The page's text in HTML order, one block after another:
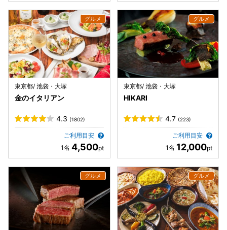
東京都/ 池袋・大塚
金のイタリアン
4.3 (1802)
ご利用目安
4,500
東京都/ 池袋・大塚
HIKARI
4.7 (223)
ご利用目安
12,000